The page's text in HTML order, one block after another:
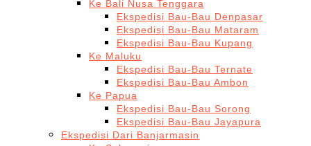
Ke Bali Nusa Tenggara
Ekspedisi Bau-Bau Denpasar
Ekspedisi Bau-Bau Mataram
Ekspedisi Bau-Bau Kupang
Ke Maluku
Ekspedisi Bau-Bau Ternate
Ekspedisi Bau-Bau Ambon
Ke Papua
Ekspedisi Bau-Bau Sorong
Ekspedisi Bau-Bau Jayapura
Ekspedisi Dari Banjarmasin